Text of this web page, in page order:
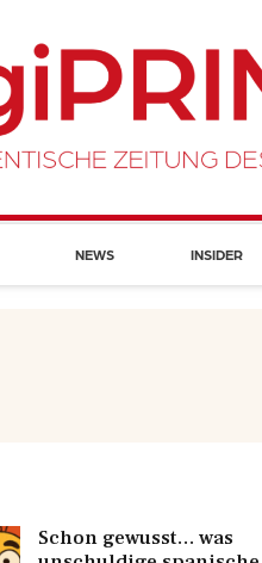
NEWS INSIDER
Schon gewusst… was